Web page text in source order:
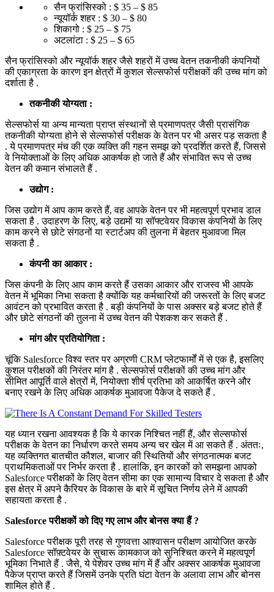
सैन फ्रांसिस्को : $ 35 – $ 85
न्यूयॉर्क शहर : $ 30 – $ 80
शिकागो : $ 25 – $ 75
अटलांटा : $ 25 – $ 65
सैन फ्रांसिस्को और न्यूयॉर्क शहर जैसे शहरों में उच्च वेतन तकनीकी कंपनियों
की एकाग्रता के कारण इन क्षेत्रों में कुशल सेल्सफोर्स परीक्षकों की उच्च मांग को
दर्शाता है .
तकनीकी योग्यता :
सेल्सफोर्स या अन्य मान्यता प्राप्त संस्थानों से प्रमाणपत्र जैसी प्रासंगिक
तकनीकी योग्यता होने से सेल्सफोर्स परीक्षक के वेतन पर भी असर पड़ सकता है
. ये प्रमाणपत्र मंच की एक व्यक्ति की गहन समझ को प्रदर्शित करते हैं, जिससे
वे नियोक्ताओं के लिए अधिक आकर्षक हो जाते हैं और संभावित रूप से उच्च
वेतन की कमान संभालते हैं .
उद्योग :
जिस उद्योग में आप काम करते हैं, वह आपके वेतन पर भी महत्वपूर्ण प्रभाव डाल
सकता है . उदाहरण के लिए, बड़े उद्यमों या सॉफ्टवेयर विकास कंपनियों के लिए
काम करने से छोटे संगठनों या स्टार्टअप की तुलना में बेहतर मुआवजा मिल
सकता है .
कंपनी का आकार :
जिस कंपनी के लिए आप काम करते हैं उसका आकार और राजस्व भी आपके
वेतन में भूमिका निभा सकता है क्योंकि यह कर्मचारियों की जरूरतों के लिए बजट
आवंटन को प्रभावित करता है . बड़ी कंपनियों के पास अक्सर बड़े बजट होते हैं
और छोटे संगठनों की तुलना में उच्च वेतन की पेशकश कर सकते हैं .
मांग और प्रतियोगिता :
चूंकि Salesforce विश्व स्तर पर अग्रणी CRM प्लेटफार्मों में से एक है, इसलिए
कुशल परीक्षकों की निरंतर मांग है . सेल्सफोर्स परीक्षकों की उच्च मांग और
सीमित आपूर्ति वाले क्षेत्रों में, नियोक्ता शीर्ष प्रतिभा को आकर्षित करने और
बनाए रखने के लिए अधिक आकर्षक मुआवजा पैकेज दे सकते हैं .
यह ध्यान रखना आवश्यक है कि ये कारक निश्चित नहीं हैं, और सेल्सफोर्स
परीक्षक के वेतन का निर्धारण करते समय अन्य चर खेल में आ सकते हैं . अंततः,
यह व्यक्तिगत बातचीत कौशल, बाजार की स्थितियों और संगठनात्मक बजट
प्राथमिकताओं पर निर्भर करता है . हालांकि, इन कारकों को समझना आपको
Salesforce परीक्षकों के लिए वेतन सीमा का एक सामान्य विचार दे सकता है और
इस क्षेत्र में अपने कैरियर के विकास के बारे में सूचित निर्णय लेने में आपकी
सहायता करता है .
Salesforce परीक्षकों को दिए गए लाभ और बोनस क्या हैं ?
Salesforce परीक्षक पूरी तरह से गुणवत्ता आश्वासन परीक्षण आयोजित करके
Salesforce सॉफ़्टवेयर के सुचारू कामकाज को सुनिश्चित करने में महत्वपूर्ण
भूमिका निभाते हैं . जैसे, ये पेशेवर उच्च मांग में हैं और अक्सर आकर्षक मुआवजा
पैकेज प्राप्त करते हैं जिसमें उनके प्रति घंटा वेतन के अलावा लाभ और बोनस
शामिल होते हैं .